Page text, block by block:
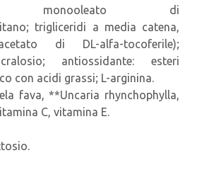
monooleato di
trigliceridi a media catena,
di DL-alfa-tocoferile);
antiossidante: esteri
con acidi grassi; L-arginina.
fava, **Uncaria rhynchophylla,
C, vitamina E.